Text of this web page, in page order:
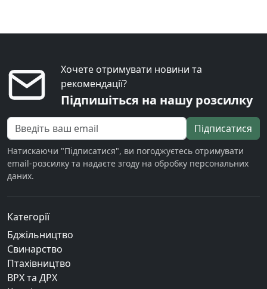
Хочете отримувати новини та
рекомендації?
Підпишіться на нашу розсилку
Підписатися
Натискаючи "Підписатися", ви погоджуєтесь отримувати
email-розсилку та надаєте згоду на обробку персональних
даних.
Категорії
Бджільництво
Свинарство
Птахівництво
ВРХ та ДРХ